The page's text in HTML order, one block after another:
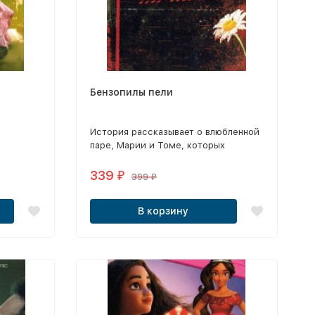
Бензопилы пели
История рассказывает о влюбленной
паре, Марии и Томе, которых
339 ₽ 399₽
В корзину